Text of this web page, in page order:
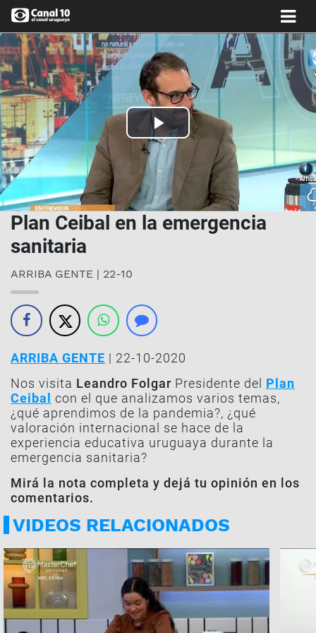
Play
Video
Plan Ceibal en la emergencia
sanitaria
ARRIBA GENTE | 22-10
ARRIBA GENTE | 22-10-2020
Nos visita Leandro Folgar Presidente del Plan
Ceibal con el que analizamos varios temas,
¿qué aprendimos de la pandemia?, ¿qué
valoración internacional se hace de la
experiencia educativa uruguaya durante la
emergencia sanitaria?
Mirá la nota completa y dejá tu opinión en los
comentarios.
VIDEOS RELACIONADOS